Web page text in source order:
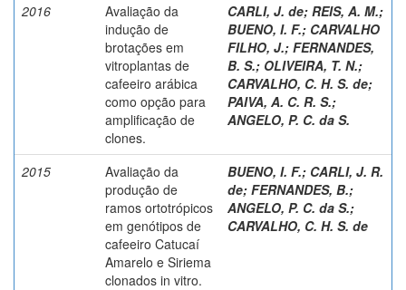
2016
Avaliação da
indução de
brotações em
vitroplantas de
cafeeiro arábica
como opção para
amplificação de
clones.
CARLI, J. de; REIS, A. M.;
BUENO, I. F.; CARVALHO
FILHO, J.; FERNANDES,
B. S.; OLIVEIRA, T. N.;
CARVALHO, C. H. S. de;
PAIVA, A. C. R. S.;
ANGELO, P. C. da S.
2015
Avaliação da
produção de
ramos ortotrópicos
em genótipos de
cafeeiro Catucaí
Amarelo e Siriema
clonados in vitro.
BUENO, I. F.; CARLI, J. R.
de; FERNANDES, B.;
ANGELO, P. C. da S.;
CARVALHO, C. H. S. de